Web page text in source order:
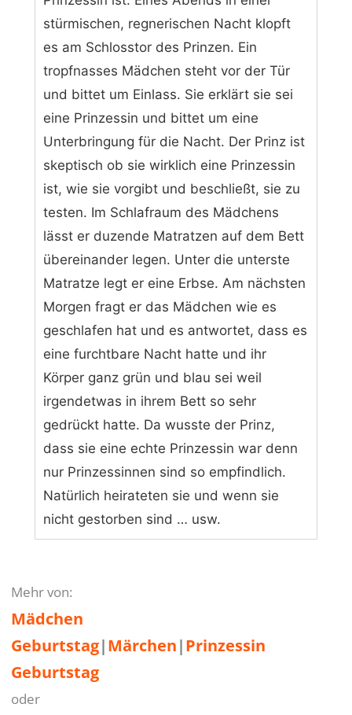
stürmischen, regnerischen Nacht klopft
es am Schlosstor des Prinzen. Ein
tropfnasses Mädchen steht vor der Tür
und bittet um Einlass. Sie erklärt sie sei
eine Prinzessin und bittet um eine
Unterbringung für die Nacht. Der Prinz ist
skeptisch ob sie wirklich eine Prinzessin
ist, wie sie vorgibt und beschließt, sie zu
testen. Im Schlafraum des Mädchens
lässt er duzende Matratzen auf dem Bett
übereinander legen. Unter die unterste
Matratze legt er eine Erbse. Am nächsten
Morgen fragt er das Mädchen wie es
geschlafen hat und es antwortet, dass es
eine furchtbare Nacht hatte und ihr
Körper ganz grün und blau sei weil
irgendetwas in ihrem Bett so sehr
gedrückt hatte. Da wusste der Prinz,
dass sie eine echte Prinzessin war denn
nur Prinzessinnen sind so empfindlich.
Natürlich heirateten sie und wenn sie
nicht gestorben sind … usw.
Mehr von:
Mädchen
Geburtstag|Märchen|Prinzessin
Geburtstag
oder